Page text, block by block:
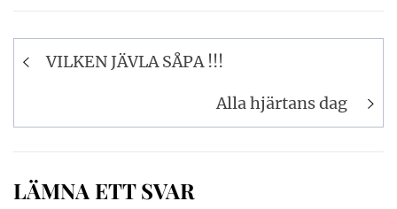
Inläggsnavigering
VILKEN JÄVLA SÅPA !!!
Alla hjärtans dag
LÄMNA ETT SVAR